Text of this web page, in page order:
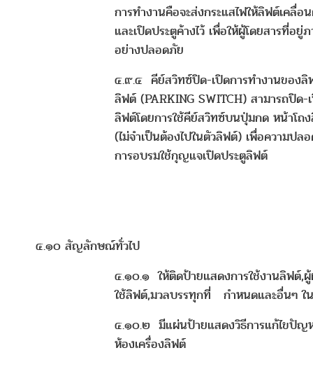
การทำงานคือจะส่งกระแสไฟให้ลิฟต์เคลื่
และเปิดประตูค้างไว้ เพื่อให้ผู้โดยสารที่อ
อย่างปลอดภัย
๔.๙.๔ คีย์สวิทซ์ปิด-เปิดการทำงานของ
ลิฟต์ (PARKING SWITCH) สามารถปิด-
ลิฟต์โดยการใช้คีย์สวิทซ์บนปุ่มกด หน้าโ
(ไม่จำเป็นต้องไปในตัวลิฟต์) เพื่อความปล
การอบรมใช้กุญแจเปิดประตูลิฟต์
๔.๑๐ สัญลักษณ์ทั่วไป
๔.๑๐.๑ ให้ติดป้ายแสดงการใช้งานลิฟต์,
ใช้ลิฟต์,มวลบรรทุกที่ กำหนดและอื่นๆ ใ
๔.๑๐.๒ มีแผ่นป้ายแสดงวิธีการแก้ไขปัญ
ห้องเครื่องลิฟต์